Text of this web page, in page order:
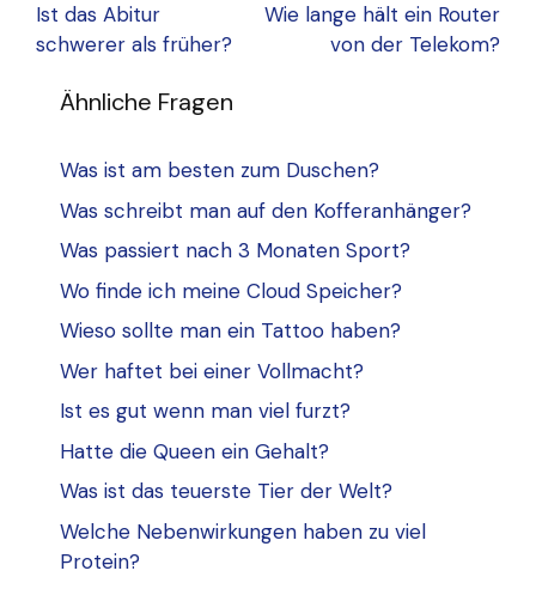
Ist das Abitur
schwerer als früher?
Wie lange hält ein Router
von der Telekom?
Ähnliche Fragen
Was ist am besten zum Duschen?
Was schreibt man auf den Kofferanhänger?
Was passiert nach 3 Monaten Sport?
Wo finde ich meine Cloud Speicher?
Wieso sollte man ein Tattoo haben?
Wer haftet bei einer Vollmacht?
Ist es gut wenn man viel furzt?
Hatte die Queen ein Gehalt?
Was ist das teuerste Tier der Welt?
Welche Nebenwirkungen haben zu viel
Protein?